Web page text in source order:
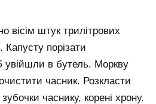
вісім штук трилітрових
порізати
в бутель. Моркву
часник. Розкласти
часнику, корені хрону.